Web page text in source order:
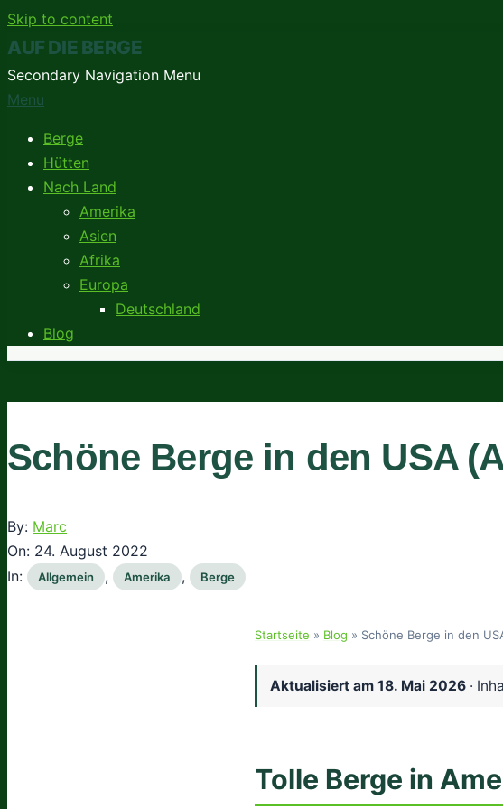
Skip to content
AUF DIE BERGE
Secondary Navigation Menu
Menu
Berge
Hütten
Nach Land
Amerika
Asien
Afrika
Europa
Deutschland
Blog
Schöne Berge in den USA
By: Marc
On: 24. August 2022
In:
Allgemein , Amerika , Berge
Startseite » Blog » Schöne Berge in den
Aktualisiert am 18. Mai 2026·
Tolle Berge in